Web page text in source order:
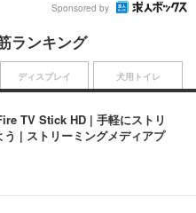
Sponsored by
ランキング
TV Stick HD | 手軽にストリ
う | ストリーミングメディアプ
ディスプレイ 犬用トイレ